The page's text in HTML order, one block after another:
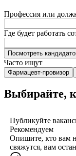
Профессия или
Где будет работать
Посмотреть
Часто ищут
Фармацевт-провизор
Выбирайте,
Публикуйте
Рекомендуем
Опишите, кто вам
свяжутся, вам